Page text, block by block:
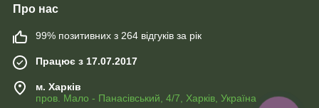
Про нас
99% позитивних з 264 відгуків за рік
Працює з 17.07.2017
м. Харків
пров. Мало - Панасівський, 4/7, Харків, Україна